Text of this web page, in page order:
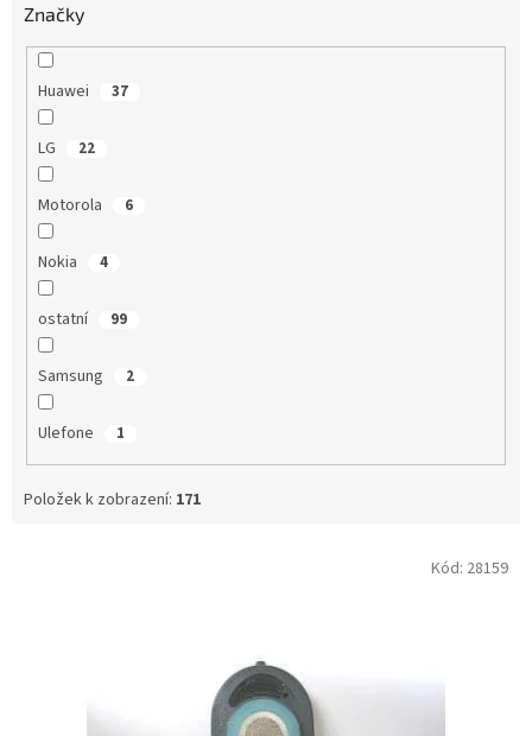
Značky
Huawei 37
LG 22
Motorola 6
Nokia 4
ostatní 99
Samsung 2
Ulefone 1
Položek k zobrazení: 171
Kód: 28159